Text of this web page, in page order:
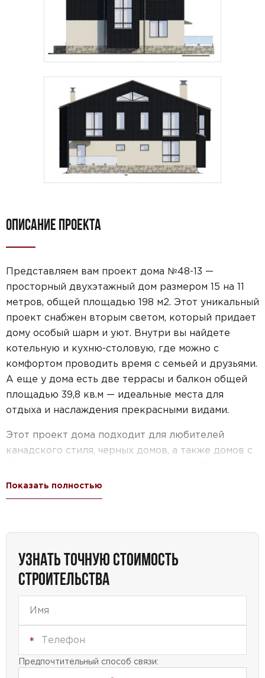
ОПИСАНИЕ ПРОЕКТА
Представляем вам проект дома №48-13 —
просторный двухэтажный дом размером 15 на 11
метров, общей площадью 198 м2. Этот уникальный
проект снабжен вторым светом, который придает
дому особый шарм и уют. Внутри вы найдете
котельную и кухню-столовую, где можно с
комфортом проводить время с семьей и друзьями.
А еще у дома есть две террасы и балкон общей
площадью 39,8 кв.м — идеальные места для
отдыха и наслаждения прекрасными видами.
Этот проект дома подходит для любителей
канадского стиля, черных домов, а также домов с
идеально сочетает в себе все эти особенности,
создавая неповторимую атмосферу. Важно
Мы предлагаем вам уникальный проект дома,
который подарит вам уют, комфорт и стиль. Не
упустите возможность создать свой идеальный
Показать полностью
УЗНАТЬ ТОЧНУЮ СТОИМОСТЬ
СТРОИТЕЛЬСТВА
Предпочтительный способ связи:
подтверждаю, что ознакомлен(а) с
обработки персональных данных.
Рассчитать стоимость